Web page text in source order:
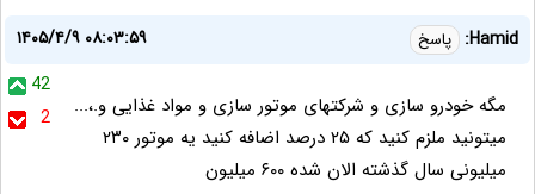
Hamid: پاسخ
۱۴۰۵/۴/۹ ۰۸:۰۳:۵۹
42
2
مگه خودرو سازی و شرکتهای موتور سازی و مواد غذایی و.،...
میتونید ملزم کنید که ۲۵ درصد اضافه کنید یه موتور ۲۳۰
میلیونی سال گذشته الان شده ۶۰۰ میلیون